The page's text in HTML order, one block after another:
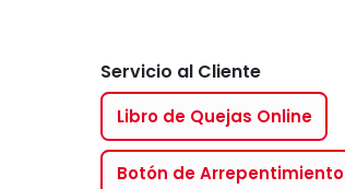
Servicio al Cliente
Libro de Quejas Online
Botón de Arrepentimiento